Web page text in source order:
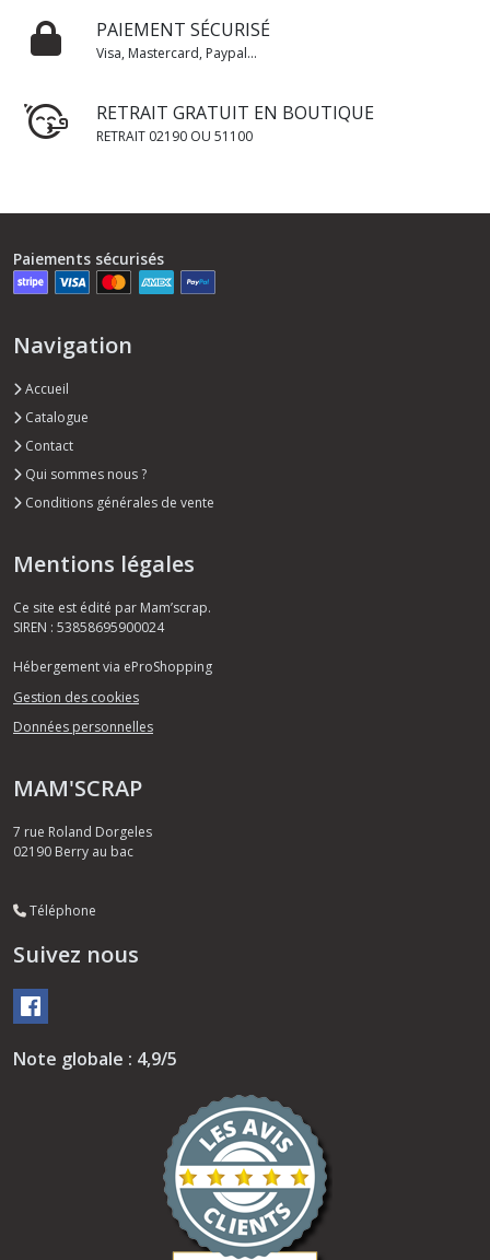
PAIEMENT SÉCURISÉ
Visa, Mastercard, Paypal...
RETRAIT GRATUIT EN BOUTIQUE
RETRAIT 02190 OU 51100
Paiements sécurisés
Navigation
Accueil
Catalogue
Contact
Qui sommes nous ?
Conditions générales de vente
Mentions légales
Ce site est édité par Mam’scrap.
SIREN : 53858695900024
Hébergement via eProShopping
Gestion des cookies
Données personnelles
MAM'SCRAP
7 rue Roland Dorgeles
02190 Berry au bac
Téléphone
Suivez nous
Note globale : 4,9/5